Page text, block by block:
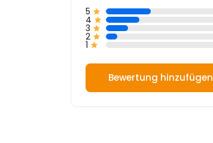
5
4
3
2
1
Bewertung hinzufügen